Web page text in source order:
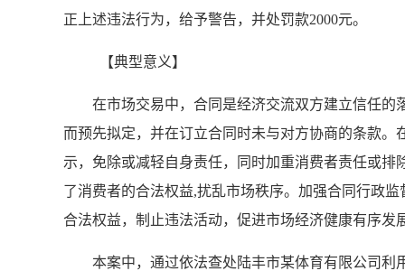
正上述违法行为，给予警告，并处罚款2000元。
【典型意义】
在市场交易中，合同是经济交流双方建立信任的
而预先拟定，并在订立合同时未与对方协商的条款
示，免除或减轻自身责任，同时加重消费者责任或
了消费者的合法权益,扰乱市场秩序。加强合同行政
合法权益，制止违法活动，促进市场经济健
本案中，通过依法查处陆丰市某体育有限公司利